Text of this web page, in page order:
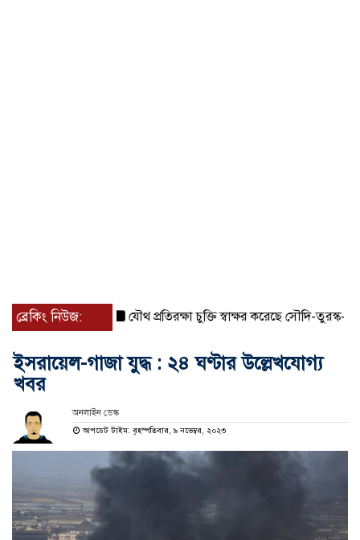
ব্রেকিং নিউজ: যৌথ প্রতিরক্ষা চুক্তি স্বাক্ষর করেছে সৌদি-তুরস্ক-
ইসরায়েল-গাজা যুদ্ধ : ২৪ ঘণ্টার উল্লেখযোগ্য
খবর
অনলাইন ডেস্ক
আপডেট টাইম: বৃহস্পতিবার, ৯ নভেম্বর, ২০২৩